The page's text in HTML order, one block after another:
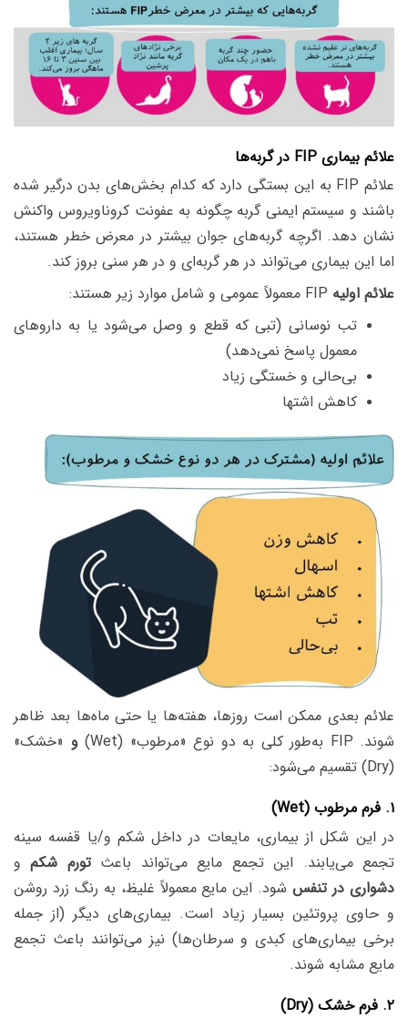
علائم بیماری FIP در گربه‌ها
علائم FIP به این بستگی دارد که کدام بخش‌های بدن درگیر شده
باشند و سیستم ایمنی گربه چگونه به عفونت کروناویروس واکنش
نشان دهد. اگرچه گربه‌های جوان بیشتر در معرض خطر هستند،
اما این بیماری می‌تواند در هر گربه‌ای و در هر سنی بروز کند.
علائم اولیه FIP معمولاً عمومی و شامل موارد زیر هستند:
تب نوسانی (تبی که قطع و وصل می‌شود یا به داروهای
معمول پاسخ نمی‌دهد)
بی‌حالی و خستگی زیاد
کاهش اشتها
علائم بعدی ممکن است روزها، هفته‌ها یا حتی ماه‌ها بعد ظاهر
شوند. FIP به‌طور کلی به دو نوع «مرطوب» (Wet)
و «خشک»
(Dry) تقسیم می‌شود:
۱. فرم مرطوب (Wet)
در این شکل از بیماری، مایعات در داخل شکم و/یا قفسه سینه
تجمع می‌یابند. این تجمع مایع می‌تواند باعثتورم شکمو
دشواری در تنفسشود. این مایع معمولاً غلیظ، به رنگ زرد روشن
و حاوی پروتئین بسیار زیاد است. بیماری‌های دیگر (از جمله
برخی بیماری‌های کبدی و سرطان‌ها) نیز می‌توانند باعث تجمع
مایع مشابه شوند.
۲. فرم خشک (Dry)